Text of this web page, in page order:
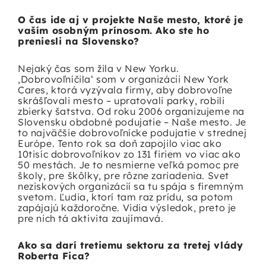
O čas ide aj v projekte Naše mesto, ktoré je
vaším osobným prínosom. Ako ste ho
preniesli na Slovensko?
Nejaký čas som žila v New Yorku.
‚Dobrovoľníčila‘ som v organizácii New York
Cares, ktorá vyzývala firmy, aby dobrovoľne
skrášľovali mesto – upratovali parky, robili
zbierky šatstva. Od roku 2006 organizujeme na
Slovensku obdobné podujatie – Naše mesto. Je
to najväčšie dobrovoľnícke podujatie v strednej
Európe. Tento rok sa doň zapojilo viac ako
10tisíc dobrovoľníkov zo 131 firiem vo viac ako
50 mestách. Je to nesmierne veľká pomoc pre
školy, pre škôlky, pre rôzne zariadenia. Svet
neziskových organizácií sa tu spája s firemným
svetom. Ľudia, ktorí tam raz prídu, sa potom
zapájajú každoročne. Vidia výsledok, preto je
pre nich tá aktivita zaujímavá.
Ako sa darí tretiemu sektoru za tretej vlády
Roberta Fica?